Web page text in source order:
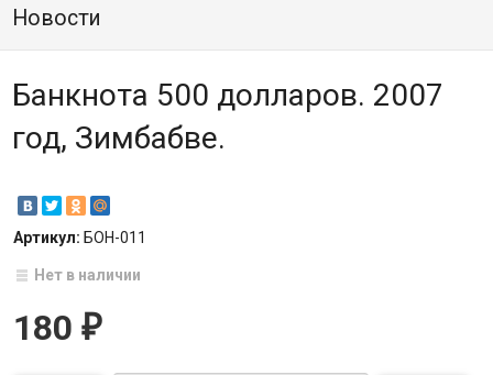
Новости
Банкнота 500 долларов. 2007
год, Зимбабве.
Артикул: БОН-011
Нет в наличии
180 ₽